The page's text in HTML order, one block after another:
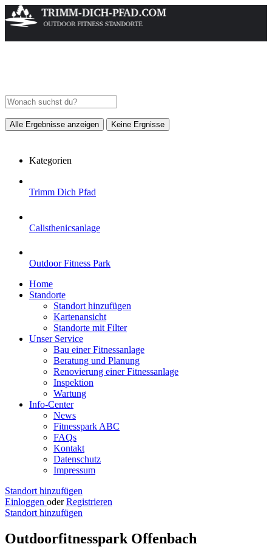
Alle Ergebnisse anzeigen Keine Ergnisse
Kategorien
Trimm Dich Pfad
Calisthenicsanlage
Outdoor Fitness Park
Home
Standorte
Standort hinzufügen
Kartenansicht
Standorte mit Filter
Unser Service
Bau einer Fitnessanlage
Beratung und Planung
Renovierung einer Fitnessanlage
Inspektion
Wartung
Info-Center
News
Fitnesspark ABC
FAQs
Kontakt
Datenschutz
Impressum
Standort hinzufügen
Einloggen oder Registrieren
Standort hinzufügen
Outdoorfitnesspark Offenbach